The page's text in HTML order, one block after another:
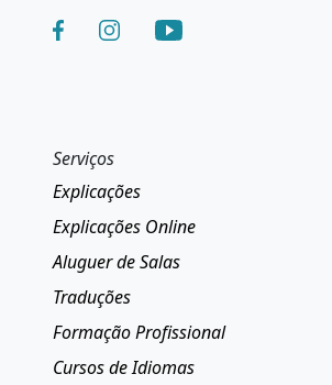
Serviços
Explicações
Explicações Online
Aluguer de Salas
Traduções
Formação Profissional
Cursos de Idiomas